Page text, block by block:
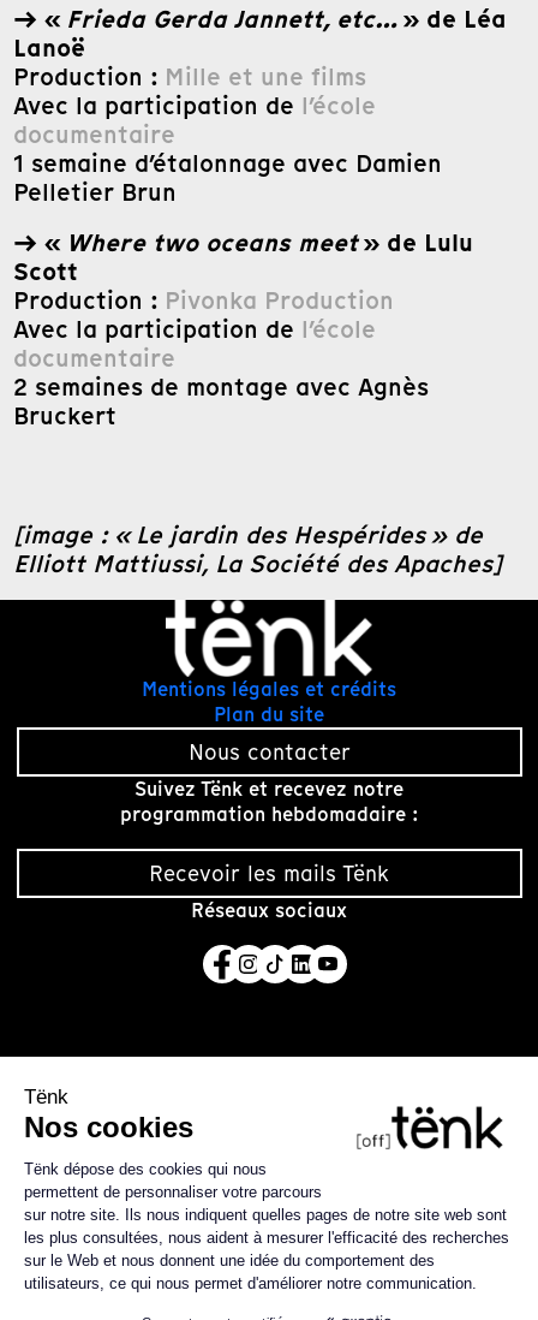
→ « Frieda Gerda Jannett, etc…» de Léa
Lanoë
Production : Mille et une films
Avec la participation de l’école
documentaire
1 semaine d’étalonnage avec Damien
Pelletier Brun
→ « Where two oceans meet» de Lulu
Scott
Production : Pivonka Production
Avec la participation de l’école
documentaire
2 semaines de montage avec Agnès
Bruckert
[image : « Le jardin des Hespérides » de
Elliott Mattiussi, La Société des Apaches]
Mentions légales et crédits
Plan du site
Nous contacter
Suivez Tënk et recevez notre
programmation hebdomadaire :
Recevoir les mails Tënk
Réseaux sociaux